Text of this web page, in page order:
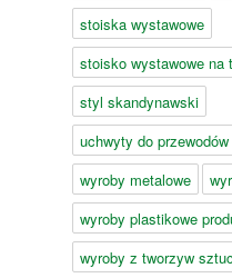
stoiska wystawowe
stoisko wystawowe na
styl skandynawski
uchwyty do
wyroby metalowe
wyroby plastikowe
wyroby z tworzyw